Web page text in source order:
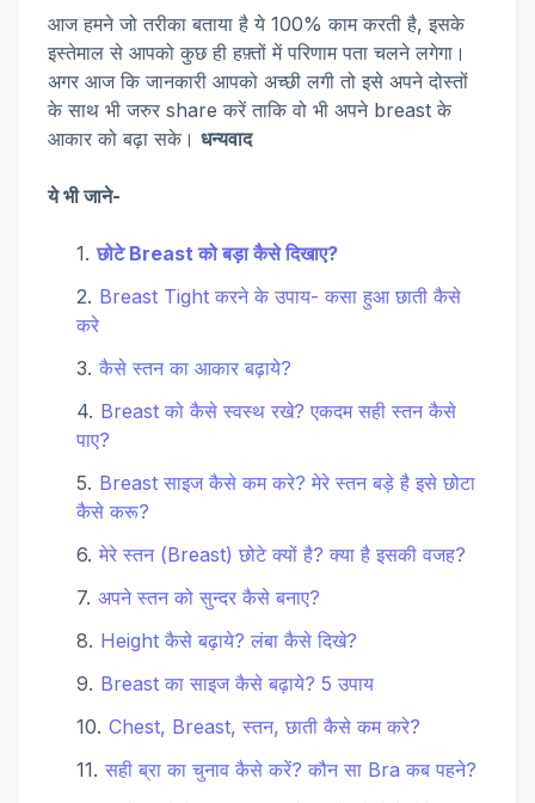
आज हमने जो तरीका बताया है ये 100% काम करती है, इसके
इस्तेमाल से आपको कुछ ही हफ़्तों में परिणाम पता चलने लगेगा।
अगर आज कि जानकारी आपको अच्छी लगी तो इसे अपने दोस्तों
के साथ भी जरुर share करें ताकि वो भी अपने breast के
आकार को बढ़ा सके। धन्यवाद
ये भी जाने-
छोटे Breast को बड़ा कैसे दिखाए?
Breast Tight करने के उपाय- कसा हुआ छाती कैसे
करे
कैसे स्तन का आकार बढ़ाये?
Breast को कैसे स्वस्थ रखे? एकदम सही स्तन कैसे
पाए?
Breast साइज कैसे कम करे? मेरे स्तन बड़े है इसे छोटा
कैसे करू?
मेरे स्तन (Breast) छोटे क्यों है? क्या है इसकी वजह?
अपने स्तन को सुन्दर कैसे बनाए?
Height कैसे बढ़ाये? लंबा कैसे दिखे?
Breast का साइज कैसे बढ़ाये? 5 उपाय
Chest, Breast, स्तन, छाती कैसे कम करे?
सही ब्रा का चुनाव कैसे करें? कौन सा Bra कब पहने?